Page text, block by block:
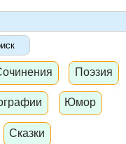
Поэзия
Юмор
Сказки